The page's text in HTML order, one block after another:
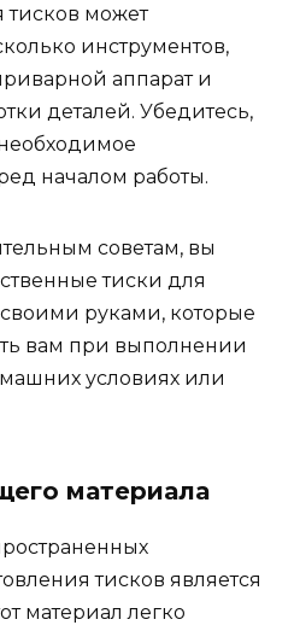
тисков может
инструментов,
аппарат и
деталей. Убедитесь,
необходимое
началом работы.
советам, вы
тиски для
руками, которые
вам при выполнении
условиях или
материала
тисков является
материал легко